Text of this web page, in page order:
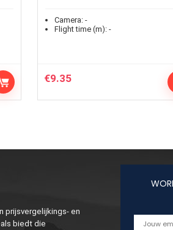
Camera:-
Flight time (m):-
€9.35
prijsvergelijkings- en
biedt die